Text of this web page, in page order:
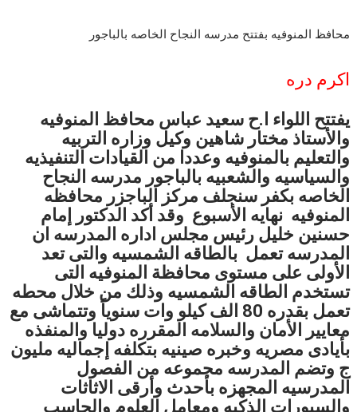
محافظ المنوفيه بفتتح مدرسه النجاح الخاصه بالباجور
اكرم دره
يفتتح اللواء ا.ح سعيد عباس محافظ المنوفيه
والأستاذ مختار شاهين وكيل وزاره التربيه
والتعليم بالمنوفيه وعددا من القيادات التنفيذيه
والسياسيه والشعبيه بالباجور مدرسه النجاح
الخاصه بكفر سنجلف مركز الباجزر محافظه
المنوفيه نهايه الأسبوع وقد أكد الدكتور إمام
حسنين خليل رئيس مجلس اداره المدرسه ان
المدرسه تعمل بالطاقه الشمسيه والتى تعد
الأولى على مستوى محافظة المنوفيه التى
تستخدم الطاقه الشمسيه وذلك من خلال محطه
تعمل بقدره 80 الف كيلو وات سنوياً وتتماشى مع
معايير الأمان والسلامه المقرره دوليا والمنفذه
بأيادى مصريه وخبره صينيه بتكلفه إجماليه مليون
ج وتضم المدرسه مجموعه من الفصول
المدرسيه المجهزه بأحدث وأرقى الاثاثات
والسبورات الذكيه ومعامل العلوم والحاسب